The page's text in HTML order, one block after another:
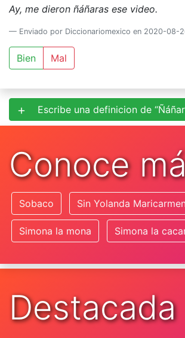
Ay, me dieron ñáñaras ese video.
Enviado por Diccionariomexico en 2020-08-
Bien Mal
Escribe una definicion de
Conoce
Sobaco Sin Yolanda
Simona la mona Simona la
Destacada